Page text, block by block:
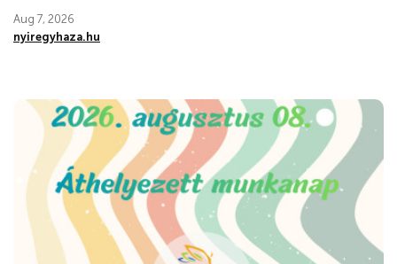
Aug 7, 2026
nyiregyhaza.hu